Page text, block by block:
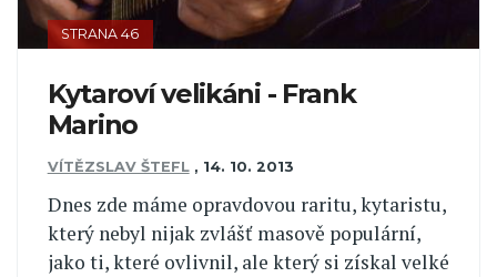
STRANA 46
Kytaroví velikáni - Frank
Marino
VÍTĚZSLAV ŠTEFL , 14. 10. 2013
Dnes zde máme opravdovou raritu, kytaristu,
který nebyl nijak zvlášť masově populární,
jako ti, které ovlivnil, ale který si získal velké